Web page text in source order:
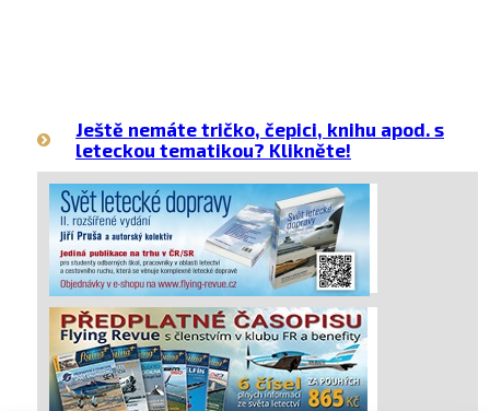
Ještě nemáte tričko, čepici, knihu apod. s
leteckou tematikou? Klikněte!